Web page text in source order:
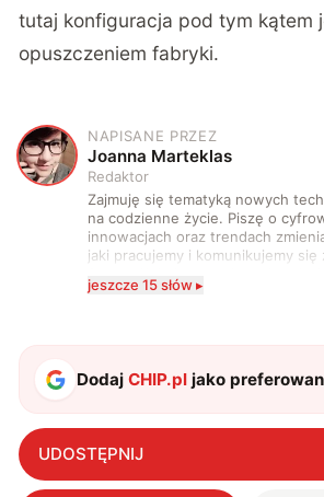
tutaj konfiguracja pod tym kątem
opuszczeniem fabryki.
J
NAPISANE PRZEZ
Joanna Marteklas
Redaktor
Zajmuję się tematyką nowych
na codzienne życie. Piszę o
innowacjach oraz trendach
jaki pracujemy i komunikujemy się
technologii a współczesną
jeszcze 15 słów ▸
DodajCHIP.pl jako
UDOSTĘPNIJ